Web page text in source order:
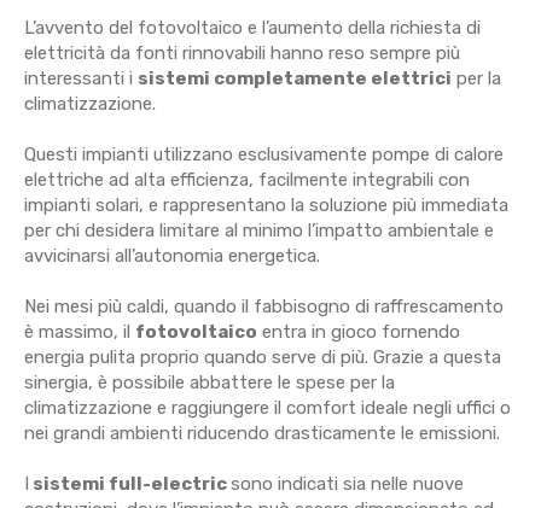
L’avvento del fotovoltaico e l’aumento della richiesta di
elettricità da fonti rinnovabili hanno reso sempre più
interessanti i sistemi completamente elettrici per la
climatizzazione.
Questi impianti utilizzano esclusivamente pompe di calore
elettriche ad alta efficienza, facilmente integrabili con
impianti solari, e rappresentano la soluzione più immediata
per chi desidera limitare al minimo l’impatto ambientale e
avvicinarsi all’autonomia energetica.
Nei mesi più caldi, quando il fabbisogno di raffrescamento
è massimo, il fotovoltaico entra in gioco fornendo
energia pulita proprio quando serve di più. Grazie a questa
sinergia, è possibile abbattere le spese per la
climatizzazione e raggiungere il comfort ideale negli uffici o
nei grandi ambienti riducendo drasticamente le emissioni.
I sistemi full-electricsono indicati sia nelle nuove